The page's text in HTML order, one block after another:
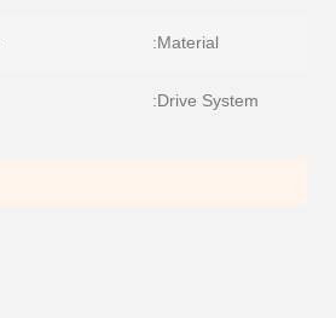
Material:
Drive System: